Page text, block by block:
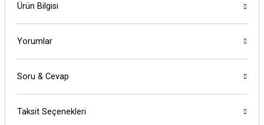
Ürün Bilgisi
Yorumlar
Soru & Cevap
Taksit Seçenekleri